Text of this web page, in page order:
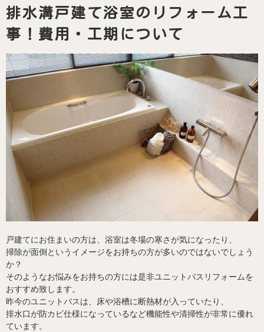
排水溝戸建て浴室のリフォーム工
事！費用・工期について
戸建てにお住まいの方は、浴室は冬場の寒さが気になったり、
掃除が面倒というイメージをお持ちの方が多いのではないでしょう
か？
そのようなお悩みをお持ちの方には是非ユニットバスリフォームを
おすすめ致します。
昨今のユニットバスは、床や浴槽に断熱材が入っていたり、
排水口が防カビ仕様になっているなど機能性や清掃性が非常に優れ
ています。